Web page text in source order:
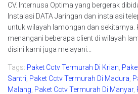
CV. Internusa Optima yang bergerak
Instalasi DATA Jaringan dan instalasi
untuk wilayah lamongan dan sekitarnya.
menangani beberapa client di wilayah
disini kami juga melayani...
Tags: Paket Cctv Termurah Di Krian
Santri Paket Cctv Termurah Di Madura
Malang Paket Cctv Termurah Di Manyar,